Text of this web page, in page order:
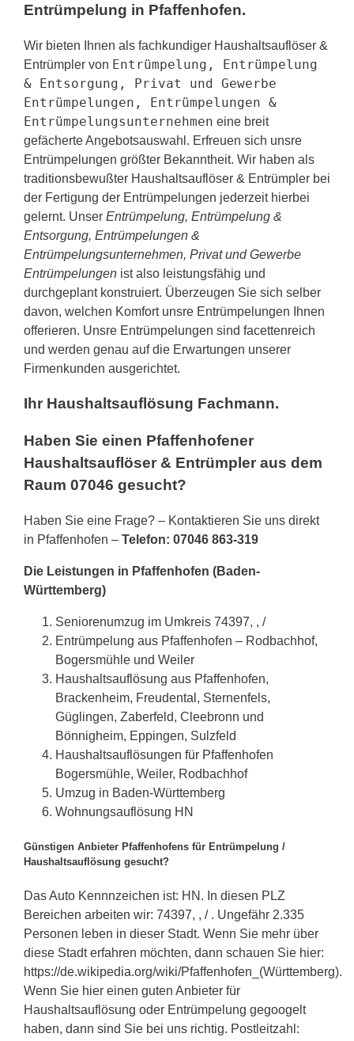
Entrümpelung in Pfaffenhofen.
Wir bieten Ihnen als fachkundiger Haushaltsauflöser &
Entrümpler von Entrümpelung, Entrümpelung
& Entsorgung, Privat und Gewerbe
Entrümpelungen, Entrümpelungen &
Entrümpelungsunternehmen eine breit
gefächerte Angebotsauswahl. Erfreuen sich unsre
Entrümpelungen größter Bekanntheit. Wir haben als
traditionsbewußter Haushaltsauflöser & Entrümpler bei
der Fertigung der Entrümpelungen jederzeit hierbei
gelernt. Unser Entrümpelung, Entrümpelung &
Entsorgung, Entrümpelungen &
Entrümpelungsunternehmen, Privat und Gewerbe
Entrümpelungen ist also leistungsfähig und
durchgeplant konstruiert. Überzeugen Sie sich selber
davon, welchen Komfort unsre Entrümpelungen Ihnen
offerieren. Unsre Entrümpelungen sind facettenreich
und werden genau auf die Erwartungen unserer
Firmenkunden ausgerichtet.
Ihr Haushaltsauflösung Fachmann.
Haben Sie einen Pfaffenhofener
Haushaltsauflöser & Entrümpler aus dem
Raum 07046 gesucht?
Haben Sie eine Frage? – Kontaktieren Sie uns direkt
in Pfaffenhofen – Telefon: 07046 863-319
Die Leistungen in Pfaffenhofen (Baden-
Württemberg)
Seniorenumzug im Umkreis 74397, , /
Entrümpelung aus Pfaffenhofen – Rodbachhof,
Bogersmühle und Weiler
Haushaltsauflösung aus Pfaffenhofen,
Brackenheim, Freudental, Sternenfels,
Güglingen, Zaberfeld, Cleebronn und
Bönnigheim, Eppingen, Sulzfeld
Haushaltsauflösungen für Pfaffenhofen
Bogersmühle, Weiler, Rodbachhof
Umzug in Baden-Württemberg
Wohnungsauflösung HN
Günstigen Anbieter Pfaffenhofens für Entrümpelung /
Haushaltsauflösung gesucht?
Das Auto Kennnzeichen ist: HN. In diesen PLZ
Bereichen arbeiten wir: 74397, , / . Ungefähr 2.335
Personen leben in dieser Stadt. Wenn Sie mehr über
diese Stadt erfahren möchten, dann schauen Sie hier:
https://de.wikipedia.org/wiki/Pfaffenhofen_(Württemberg).
Wenn Sie hier einen guten Anbieter für
Haushaltsauflösung oder Entrümpelung gegoogelt
haben, dann sind Sie bei uns richtig. Postleitzahl: